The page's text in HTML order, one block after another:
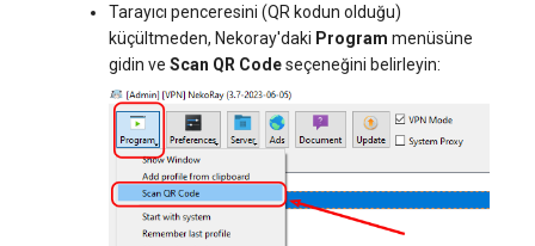
Tarayıcı penceresini (QR kodun olduğu)
küçültmeden, Nekoray'daki Program menüsüne
gidin ve Scan QR Codeseçeneğini belirleyin: